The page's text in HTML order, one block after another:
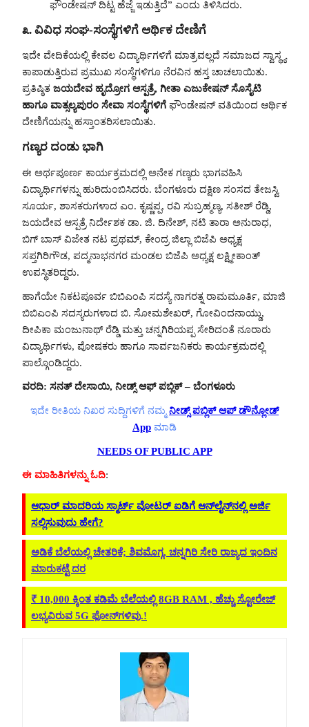
ಫೌಂಡೇಷನ್ ದಿಟ್ಟ ಹೆಜ್ಜೆ ಇಡುತ್ತಿದೆ” ಎಂದು ತಿಳಿಸಿದರು.
೩. ವಿವಿಧ ಸಂಘ-ಸಂಸ್ಥೆಗಳಿಗೆ ಆರ್ಥಿಕ ದೇಣಿಗೆ
ಇದೇ ವೇದಿಕೆಯಲ್ಲಿ ಕೇವಲ ವಿದ್ಯಾರ್ಥಿಗಳಿಗೆ ಮಾತ್ರವಲ್ಲದೆ ಸಮಾಜದ ಸ್ವಾಸ್ಥ್ಯ
ಕಾಪಾಡುತ್ತಿರುವ ಪ್ರಮುಖ ಸಂಸ್ಥೆಗಳಿಗೂ ನೆರವಿನ ಹಸ್ತ ಚಾಚಲಾಯಿತು.
ಪ್ರತಿಷ್ಠಿತ ಜಯದೇವ ಹೃದ್ರೋಗ ಆಸ್ಪತ್ರೆ, ಗೀತಾ ಎಜುಕೇಷನ್ ಸೊಸೈಟಿ
ಹಾಗೂ ವಾತ್ಸಲ್ಯಪುರಂ ಸೇವಾ ಸಂಸ್ಥೆಗಳಿಗೆ ಫೌಂಡೇಷನ್ ವತಿಯಿಂದ ಆರ್ಥಿಕ
ದೇಣಿಗೆಯನ್ನು ಹಸ್ತಾಂತರಿಸಲಾಯಿತು.
ಗಣ್ಯರ ದಂಡು ಭಾಗಿ
ಈ ಅರ್ಥಪೂರ್ಣ ಕಾರ್ಯಕ್ರಮದಲ್ಲಿ ಅನೇಕ ಗಣ್ಯರು ಭಾಗವಹಿಸಿ
ವಿದ್ಯಾರ್ಥಿಗಳನ್ನು ಹುರಿದುಂಬಿಸಿದರು. ಬೆಂಗಳೂರು ದಕ್ಷಿಣ ಸಂಸದ ತೇಜಸ್ವಿ
ಸೂರ್ಯ, ಶಾಸಕರುಗಳಾದ ಎಂ. ಕೃಷ್ಣಪ್ಪ, ರವಿ ಸುಬ್ರಹ್ಮಣ್ಯ, ಸತೀಶ್ ರೆಡ್ಡಿ,
ಜಯದೇವ ಆಸ್ಪತ್ರೆ ನಿರ್ದೇಶಕ ಡಾ. ಜಿ. ದಿನೇಶ್, ನಟಿ ತಾರಾ ಅನುರಾಧ,
ಬಿಗ್ ಬಾಸ್ ವಿಜೇತ ನಟ ಪ್ರಥಮ್, ಕೇಂದ್ರ ಜಿಲ್ಲಾ ಬಿಜೆಪಿ ಅಧ್ಯಕ್ಷ
ಸಪ್ತಗಿರಿಗೌಡ, ಪದ್ಮನಾಭನಗರ ಮಂಡಲ ಬಿಜೆಪಿ ಅಧ್ಯಕ್ಷ ಲಕ್ಷ್ಮೀಕಾಂತ್
ಉಪಸ್ಥಿತರಿದ್ದರು.
ಹಾಗೆಯೇ ನಿಕಟಪೂರ್ವ ಬಿಬಿಎಂಪಿ ಸದಸ್ಯೆ ನಾಗರತ್ನ ರಾಮಮೂರ್ತಿ, ಮಾಜಿ
ಬಿಬಿಎಂಪಿ ಸದಸ್ಯರುಗಳಾದ ಬಿ. ಸೋಮಶೇಖರ್, ಗೋವಿಂದನಾಯ್ಡು,
ದೀಪಿಕಾ ಮಂಜುನಾಥ್ ರೆಡ್ಡಿ ಮತ್ತು ಚನ್ನಗಿರಿಯಪ್ಪ ಸೇರಿದಂತೆ ನೂರಾರು
ವಿದ್ಯಾರ್ಥಿಗಳು, ಪೋಷಕರು ಹಾಗೂ ಸಾರ್ವಜನಿಕರು ಕಾರ್ಯಕ್ರಮದಲ್ಲಿ
ಪಾಲ್ಗೊಂಡಿದ್ದರು.
ವರದಿ: ಸನತ್ ದೇಸಾಯಿ, ನೀಡ್ಸ್ ಆಫ್ ಪಬ್ಲಿಕ್– ಬೆಂಗಳೂರು
ಇದೇ ರೀತಿಯ ನಿಖರ ಸುದ್ದಿಗಳಿಗೆ ನಮ್ಮ ನೀಡ್ಸ್ ಪಬ್ಲಿಕ್ ಆಪ್ ಡೌನ್ಲೋಡ್
App ಮಾಡಿ
NEEDS OF PUBLIC APP
ಈ ಮಾಹಿತಿಗಳನ್ನು ಓದಿ:
ಆಧಾರ್ ಮಾದರಿಯ ಸ್ಮಾರ್ಟ್ ವೋಟರ್ ಐಡಿಗೆ ಆನ್‌ಲೈನ್‌ನಲ್ಲಿ ಅರ್ಜಿ
ಸಲ್ಲಿಸುವುದು ಹೇಗೆ?
ಅಡಿಕೆ ಬೆಲೆಯಲ್ಲಿ ಚೇತರಿಕೆ; ಶಿವಮೊಗ್ಗ, ಚನ್ನಗಿರಿ ಸೇರಿ ರಾಜ್ಯದ ಇಂದಿನ
ಮಾರುಕಟ್ಟೆ ದರ
₹ 10,000 ಕ್ಕಿಂತ ಕಡಿಮೆ ಬೆಲೆಯಲ್ಲಿ 8GB RAM , ಹೆಚ್ಚು ಸ್ಟೋರೇಜ್‌
ಲಭ್ಯವಿರುವ 5G ಫೋನ್‌ಗಳಿವು.!